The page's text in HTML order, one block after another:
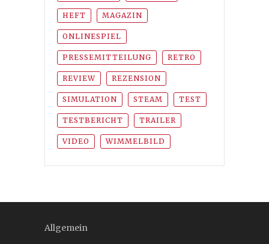
HEFT MAGAZIN
ONLINESPIEL
PRESSEMITTEILUNG RETRO
REVIEW REZENSION
SIMULATION STEAM TEST
TESTBERICHT TRAILER
VIDEO WIMMELBILD
Allgemein